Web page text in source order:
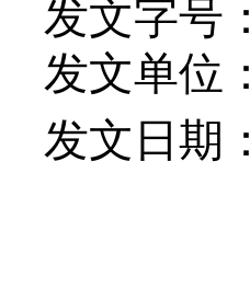
发文字号：
发文单位：
发文日期：